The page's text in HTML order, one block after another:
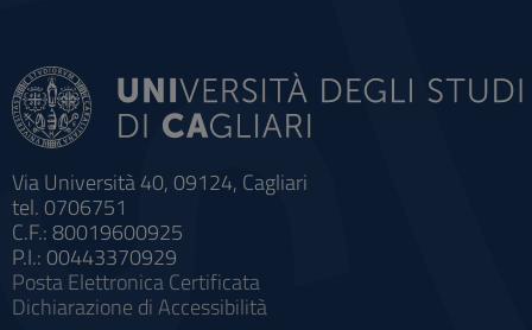
Via Università 40, 09124, Cagliari
tel. 0706751
C.F.: 80019600925
P.I.: 00443370929
Posta Elettronica Certificata
Dichiarazione di Accessibilità